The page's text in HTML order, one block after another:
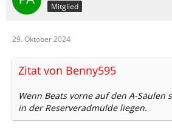
Mitglied
29. Oktober 2024
Zitat von Benny595
Wenn Beats vorne auf den A-Säulen
in der Reserveradmulde liegen.